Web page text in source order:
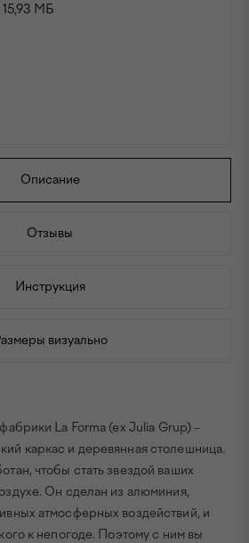
15,93 МБ
Описание
Отзывы
Инструкция
визуально
La Forma (ex Julia Grup) –
каркас и деревянная столешница.
чтобы стать звездой ваших
Он сделан из алюминия,
атмосферных воздействий, и
к непогоде. Поэтому с ним вы